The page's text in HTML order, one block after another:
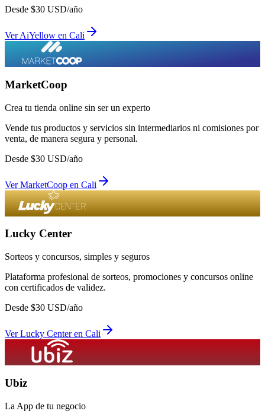
Desde $30 USD/año
VerAiYellow en Cali
MarketCoop
Crea tu tienda online sin ser un experto
Vende tus productos y servicios sin intermediarios ni comisiones por
venta, de manera segura y personal.
Desde $30 USD/año
VerMarketCoop en Cali
Lucky Center
Sorteos y concursos, simples y seguros
Plataforma profesional de sorteos, promociones y concursos online
con certificados de validez.
Desde $30 USD/año
VerLucky Centeren Cali
Ubiz
La App de tu negocio